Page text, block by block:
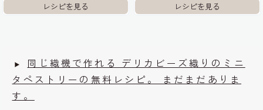
同じ織機で作れる デリカビーズ織りのミニ
タペストリーの無料レシピ。 まだまだありま
す。